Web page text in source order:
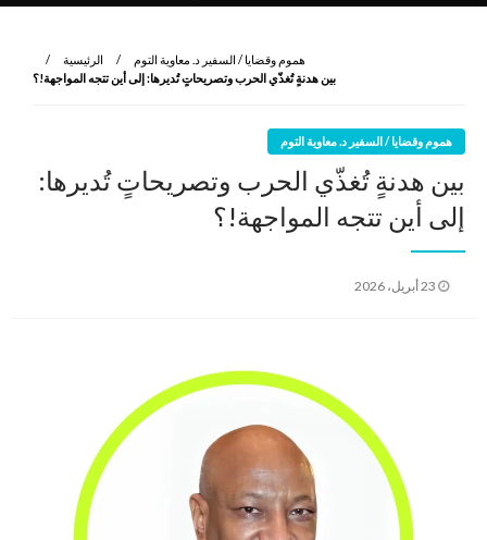
نروي لتعرف
الرئيسية
هموم وقضايا / السفير د. معاوية التوم
بين هدنةٍ تُغذّي الحرب وتصريحاتٍ تُديرها: إلى أين تتجه المواجهة!؟
هموم وقضايا / السفير د. معاوية التوم
بين هدنةٍ تُغذّي الحرب وتصريحاتٍ تُديرها:
إلى أين تتجه المواجهة!؟
نُشر
23 أبريل، 2026